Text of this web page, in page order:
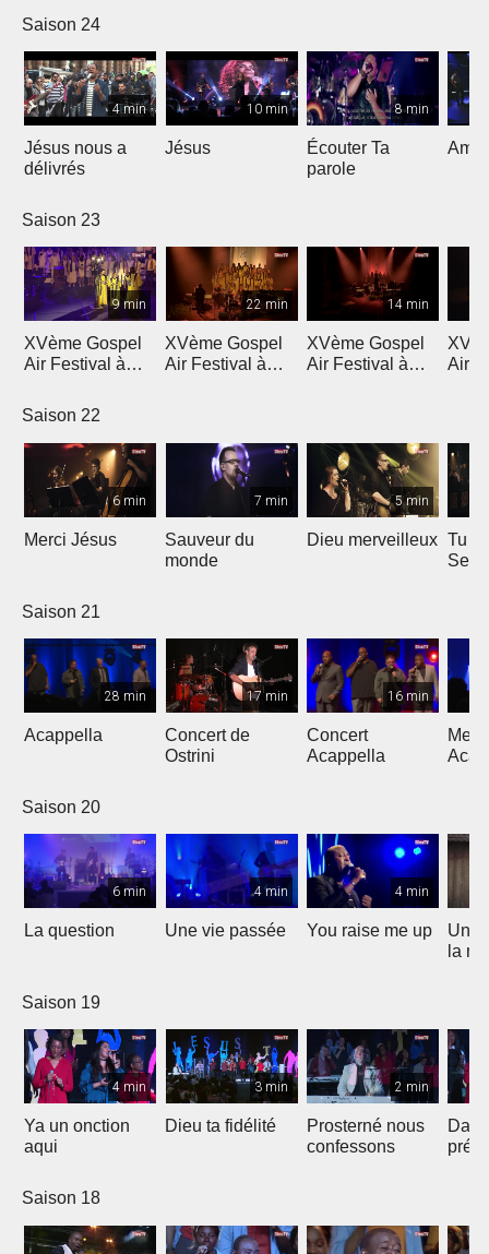
Saison 24
4 min
Jésus nous a
délivrés
10 min
Jésus
8 min
Écouter Ta
parole
Ami
Saison 23
9 min
XVème Gospel
Air Festival à
22 min
XVème Gospel
Air Festival à
14 min
XVème Gospel
Air Festival à
Air
Saison 22
6 min
Merci Jésus
7 min
Sauveur du
monde
5 min
Dieu merveilleux Tu
Saison 21
28 min
Acappella
17 min
Concert de
Ostrini
16 min
Concert
Acappella
Saison 20
6 min
La question
4 min
Une vie passée
4 min
You raise me up
Une
la
Saison 19
4 min
Ya un onction
aqui
3 min
Dieu ta fidélité
2 min
Prosterné nous
confessons
Saison 18